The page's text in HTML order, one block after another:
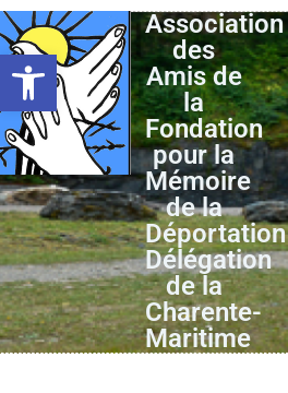
Ouvrir la barre d’outils
Association
des
Amis de
la
Fondation
pour la
Mémoire
de la
Déportation
Délégation
de la
Charente-
Maritime